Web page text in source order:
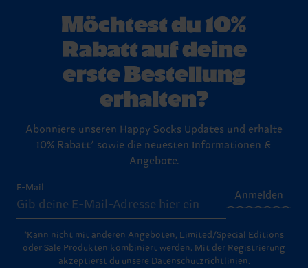
Möchtest du 10%
Rabatt auf deine
erste Bestellung
erhalten?
Abonniere unseren Happy Socks Updates und erhalte
10% Rabatt* sowie die neuesten Informationen &
Angebote.
E-Mail
Anmelden
*Kann nicht mit anderen Angeboten, Limited/Special Editions
oder Sale Produkten kombiniert werden. Mit der Registrierung
akzeptierst du unsere Datenschutzrichtlinien.